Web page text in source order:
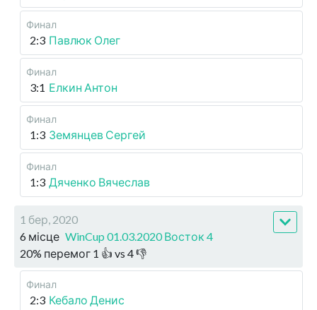
Финал
2:3 Павлюк Олег
Финал
3:1 Елкин Антон
Финал
1:3 Земянцев Сергей
Финал
1:3 Дяченко Вячеслав
1 бер, 2020
6 місце WinCup 01.03.2020 Восток 4
20% перемог 1 👍 vs 4👎
Финал
2:3 Кебало Денис